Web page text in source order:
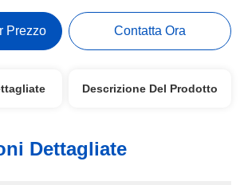
Prezzo Contatta Ora
Descrizione Del Prodotto
Dettagliate